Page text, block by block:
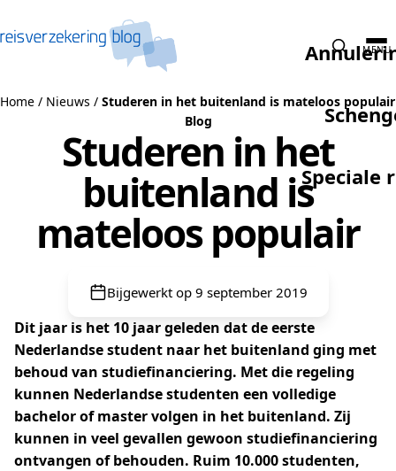
Speciale
MENU
Home / Nieuws / Studeren in het buitenland is mateloos populair
Blog
Studeren in het
buitenland is
mateloos populair
Bijgewerkt op 9 september 2019
Dit jaar is het 10 jaar geleden dat de eerste
Nederlandse student naar het buitenland ging met
behoud van studiefinanciering. Met die regeling
kunnen Nederlandse studenten een volledige
bachelor of master volgen in het buitenland. Zij
kunnen in veel gevallen gewoon studiefinanciering
ontvangen of behouden. Ruim 10.000 studenten,